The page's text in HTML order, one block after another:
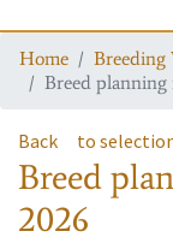
Home
Breeding
Breed planning
Back to
Breed
2026